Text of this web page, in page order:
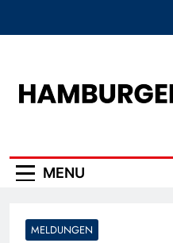
MENU
MELDUNGEN